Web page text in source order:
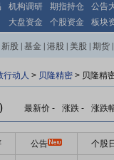
机构调研 期指持仓
公告
大盘资金 个股资金 板块
新股 基金 港股 美股 期货
行动人 > 贝隆精密 > 贝隆精
最新价 - 涨跌 - 涨跌
公告 个股